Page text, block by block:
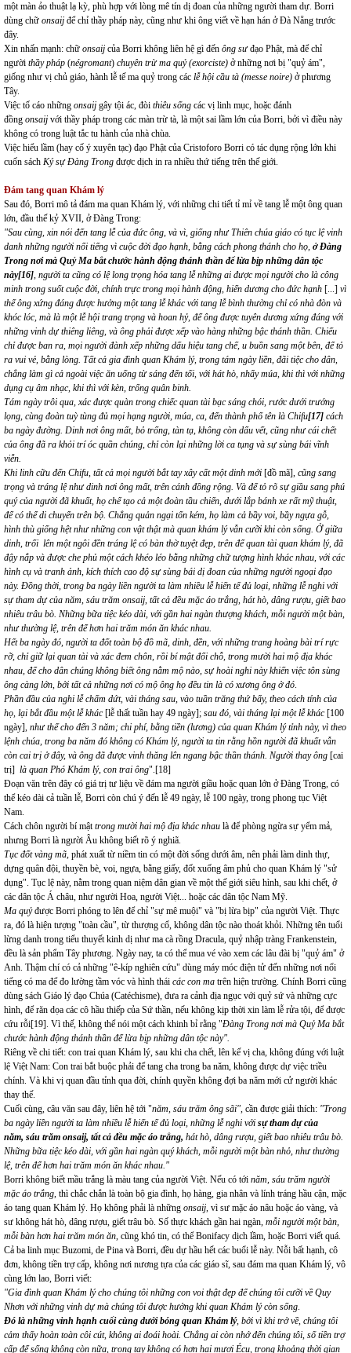
một màn ảo thuật lạ kỳ, phù hợp với lòng mê tín dị đoan của những người tham dự. Borri
dùng chữ onsaij để chỉ thầy pháp này, cũng như khi ông viết về hạn hán ở Đà Nẵng trước
đây.
Xin nhấn mạnh: chữ onsaij của Borri không liên hệ gì đến ông sưđạo Phật, mà để chỉ
người thầy pháp (négromant) chuyên trừ ma quỷ (exorciste) ở những nơi bị "quỷ ám",
giống như vị chủ giáo, hành lễ tế ma quỷ trong các lễ hội cầu tà (messe noire) ở phương
Tây.
Việc tố cáo những onsaij gây tội ác, đòi thiêu sống các vị linh mục, hoặc đánh
đồng onsaij với thầy pháp trong các màn trừ tà, là một sai lầm lớn của Borri, bởi vì điều này
không có trong luật tắc tu hành của nhà chùa.
Việc hiểu lầm (hay cố ý xuyên tạc) đạo Phật của Cristoforo Borri có tác dụng rộng lớn khi
cuốn sách Ký sự Đàng Trong được dịch in ra nhiều thứ tiếng trên thế giới.
Đám tang quan Khám lý
Sau đó, Borri mô tả đám ma quan Khám lý, với những chi tiết tỉ mỉ về tang lễ một ông quan
lớn, đầu thế kỷ XVII, ở Đàng Trong:
"Sau cùng, xin nói đến tang lễ của đức ông, và vì, giống như Thiên chúa giáo có tục lệ vinh
danh những người nổi tiếng vì cuộc đời đạo hạnh, bằng cách phong thánh cho họ, ở Đàng
Trong nơi mà Quỷ Ma bắt chước hành động thánh thần để lừa bịp những dân tộc
này[16], người ta cũng có lệ long trọng hóa tang lễ những ai được mọi người cho là công
minh trong suốt cuộc đời, chính trực trong mọi hành động, hiển dương cho đức hạnh [...] vì
thế ông xứng đáng được hưởng một tang lễ khác với tang lễ bình thường chỉ có nhà đòn và
khóc lóc, mà là một lễ hội trang trọng và hoan hỷ, để ông được tuyên dương xứng đáng với
những vinh dự thiêng liêng, và ông phải được xếp vào hàng những bậc thánh thần. Chiếu
chỉ được ban ra, mọi người đành xếp những dấu hiệu tang chế, u buồn sang một bên, để tỏ
ra vui vẻ, bằng lòng. Tất cả gia đình quan Khám lý, trong tám ngày liền, đãi tiệc cho dân,
chẳng làm gì cả ngoài việc ăn uống từ sáng đến tối, với hát hò, nhẩy múa, khi thì với những
dụng cụ âm nhạc, khi thì với kèn, trống quân binh.
Tám ngày trôi qua, xác được quàn trong chiếc quan tài bạc sáng chói, rước dưới trướng
lọng, cùng đoàn tuỳ tùng đủ mọi hạng người, múa, ca, đến thành phố tên là Chifu[17] cách
ba ngày đường. Dinh nơi ông mất, bỏ trống, tàn tạ, không còn dấu vết, cũng như cái chết
của ông đã ra khỏi trí óc quần chúng, chỉ còn lại những lời ca tụng và sự sùng bái vĩnh
viễn.
Khi linh cữu đến Chifu, tất cả mọi người bắt tay xây cất một dinh mới [đồ mã], cũng sang
trọng và tráng lệ như dinh nơi ông mất, trên cánh đồng rộng. Và để tỏ rõ sự giầu sang phú
quý của người đã khuất, họ chế tạo cả một đoàn tầu chiến, dưới lắp bánh xe rất mỹ thuật,
để có thể di chuyển trên bộ. Chẳng quản ngại tốn kém, họ làm cả bầy voi, bầy ngựa gỗ,
hình thù giống hệt như những con vật thật mà quan khám lý vẫn cưỡi khi còn sống. Ở giữa
dinh, trổi lên một ngôi đền tráng lệ có bàn thờ tuyệt đẹp, trên để quan tài quan khám lý, đã
đậy nắp và được che phủ một cách khéo léo bằng những chữ tượng hình khác nhau, với các
hình cụ và tranh ảnh, kích thích cao độ sự sùng bái dị đoan của những người ngoại đạo
này. Đồng thời, trong ba ngày liền người ta làm nhiều lễ hiến tế đủ loại, những lễ nghi với
sự tham dự của năm, sáu trăm onsaij, tất cả đều mặc áo trắng, hát hò, dâng rượu, giết bao
nhiêu trâu bò. Những bữa tiệc kéo dài, với gần hai ngàn thượng khách, mỗi người một bàn,
như thường lệ, trên để hơn hai trăm món ăn khác nhau.
Hết ba ngày đó, người ta đốt toàn bộ đồ mã, dinh, đền, với những trang hoàng bài trí rực
rỡ, chỉ giữ lại quan tài và xác đem chôn, rồi bí mật đổi chỗ, trong mười hai mộ địa khác
nhau, để cho dân chúng không biết ông nằm mộ nào, sự hoài nghi này khiến việc tôn sùng
ông càng lớn, bởi tất cả những nơi có mộ ông họ đều tin là có xương ông ở đó.
Phần đầu của nghi lễ chấm dứt, vài tháng sau, vào tuần trăng thứ bẩy, theo cách tính của
họ, lại bắt đầu một lễ khác [lễ thất tuần hay 49 ngày]; sau đó, vài tháng lại một lễ khác [100
ngày], như thế cho đến 3 năm; chi phí, bằng tiền (lương) của quan Khám lý tỉnh này, vì theo
lệnh chúa, trong ba năm đó không có Khám lý, người ta tin rằng hồn người đã khuất vẫn
còn cai trị ở đây, và ông đã được vinh thăng lên ngang bậc thần thánh. Người thay ông [cai
trị] là quan Phó Khám lý, con trai ông".[18]
Đoạn văn trên đây có giá trị tư liệu về đám ma người giầu hoặc quan lớn ở Đàng Trong, có
thể kéo dài cả tuần lễ, Borri còn chú ý đến lễ 49 ngày, lễ 100 ngày, trong phong tục Việt
Nam.
Cách chôn người bí mậttrong mười hai mộ địa khác nhau là để phòng ngừa sự yểm mả,
nhưng Borri là người Âu không biết rõ ý nghiã.
Tục đốt vàng mã, phát xuất từ niềm tin có một đời sống dưới âm, nên phải làm dinh thự,
dựng quân đội, thuyền bè, voi, ngựa, bằng giấy, đốt xuống âm phủ cho quan Khám lý "sử
dụng". Tục lệ này, nằm trong quan niệm dân gian về một thế giới siêu hình, sau khi chết, ở
các dân tộc Á châu, như người Hoa, người Việt... hoặc các dân tộc Nam Mỹ.
Ma quỷđược Borri phóng to lên để chỉ "sự mê muội" và "bị lừa bịp" của người Việt. Thực
ra, đó là hiện tượng "toàn cầu", từ thượng cổ, không dân tộc nào thoát khỏi. Những tên tuổi
lừng danh trong tiểu thuyết kinh dị như ma cà rồng Dracula, quỷ nhập tràng Frankenstein,
đều là sản phẩm Tây phương. Ngày nay, ta có thể mua vé vào xem các lâu đài bị "quỷ ám" ở
Anh. Thậm chí có cả những "ê-kíp nghiên cứu" dùng máy móc điện tử đến những nơi nổi
tiếng có ma để đo lường tầm vóc và hình thái các con ma trên hiện trường. Chính Borri cũng
dùng sách Giáo lý đạo Chúa (Catéchisme), đưa ra cảnh địa ngục với quỷ sứ và những cực
hình, để răn dọa các cô hầu thiếp của Sứ thần, nếu không kịp thời xin làm lễ rửa tội, để được
cứu rỗi[19]. Vì thế, không thể nói một cách khinh bỉ rằng "Đàng Trong nơi mà Quỷ Ma bắt
chước hành động thánh thần để lừa bịp những dân tộc này".
Riêng về chi tiết: con trai quan Khám lý, sau khi cha chết, lên kế vị cha, không đúng với luật
lệ Việt Nam: Con trai bắt buộc phải để tang cha trong ba năm, không được dự việc triều
chính. Và khi vị quan đầu tỉnh qua đời, chính quyền không đợi ba năm mới cử người khác
thay thế.
Cuối cùng, câu văn sau đây, liên hệ tới "năm, sáu trăm ông sãi", cần được giải thích: "Trong
ba ngày liền người ta làm nhiều lễ hiến tế đủ loại, những lễ nghi với sự tham dự của
năm, sáu trăm onsaij, tất cả đều mặc áo trắng, hát hò, dâng rượu, giết bao nhiêu trâu bò.
Những bữa tiệc kéo dài, với gần hai ngàn quý khách, mỗi người một bàn nhỏ, như thường
lệ, trên để hơn hai trăm món ăn khác nhau."
Borri không biết mầu trắng là màu tang của người Việt. Nếu có tới năm, sáu trăm người
mặc áo trắng, thì chắc chắn là toàn bộ gia đình, họ hàng, gia nhân và lính tráng hầu cận, mặc
áo tang quan Khám lý. Họ không phải là những onsaij, vì sư mặc áo nâu hoặc áo vàng, và
sư không hát hò, dâng rượu, giết trâu bò. Số thực khách gần hai ngàn, mỗi người một bàn,
mỗi bàn hơn hai trăm món ăn, cũng khó tin, có thể Bonifacy dịch lầm, hoặc Borri viết quá.
Cả ba linh mục Buzomi, de Pina và Borri, đều dự hầu hết các buổi lễ này. Nỗi bất hạnh, cô
đơn, không tiền trợ cấp, không nơi nương tựa của các giáo sĩ, sau đám ma quan Khám lý, vô
cùng lớn lao, Borri viết:
"Gia đình quan Khám lý cho chúng tôi những con voi thật đẹp để chúng tôi cưỡi về Quy
Nhơn với những vinh dự mà chúng tôi được hưởng khi quan Khám lý còn sống.
Đó là những vinh hạnh cuối cùng dưới bóng quan Khám lý, bởi vì khi trở về, chúng tôi
cảm thấy hoàn toàn côi cút, không ai đoái hoài. Chẳng ai còn nhớ đến chúng tôi, số tiền trợ
cấp để sống không còn nữa, trong tay không có hơn hai mươi Écu, trong khoảng thời gian